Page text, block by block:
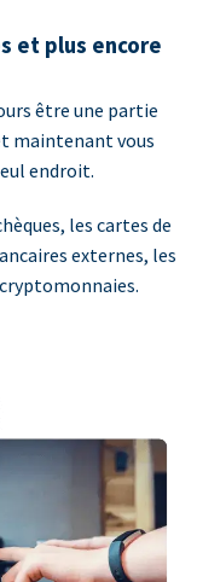
et plus encore
être une partie
maintenant vous
endroit.
les cartes de
externes, les